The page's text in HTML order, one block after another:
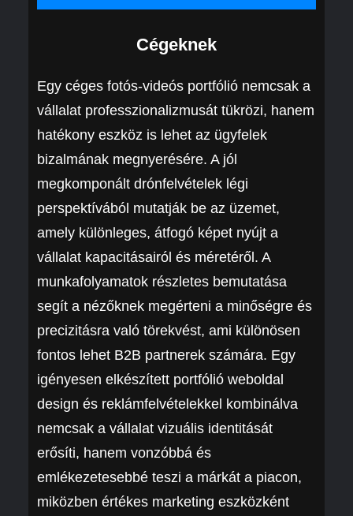
a lehető legjobb minőségben és
alázattal dolgoznak.
számlával dolgozunk és teljesítés
igazolással,…
s
Cégeknek
Egy céges fotós-videós portfólió nemcsak a
vállalat professzionalizmusát tükrözi, hanem
hatékony eszköz is lehet az ügyfelek
bizalmának megnyerésére. A jól
megkomponált drónfelvételek légi
perspektívából mutatják be az üzemet,
amely különleges, átfogó képet nyújt a
vállalat kapacitásairól és méretéről. A
munkafolyamatok részletes bemutatása
segít a nézőknek megérteni a minőségre és
precizitásra való törekvést, ami különösen
fontos lehet B2B partnerek számára. Egy
igényesen elkészített portfólió weboldal
design és reklámfelvételekkel kombinálva
nemcsak a vállalat vizuális identitását
erősíti, hanem vonzóbbá és
emlékezetesebbé teszi a márkát a piacon,
miközben értékes marketing eszközként